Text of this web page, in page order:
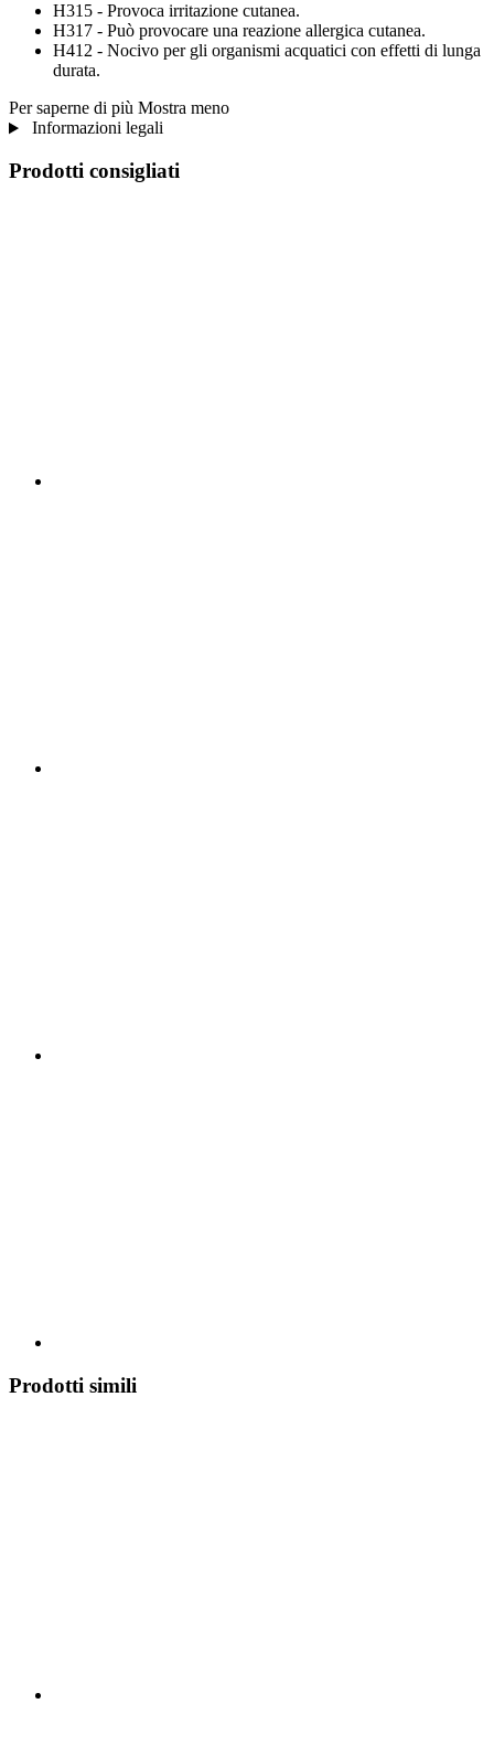
H315 - Provoca irritazione cutanea.
H317 - Può provocare una reazione allergica cutanea.
H412 - Nocivo per gli organismi acquatici con effetti di lunga
durata.
Per saperne di più Mostra meno
Informazioni legali
Prodotti consigliati
Prodotti simili